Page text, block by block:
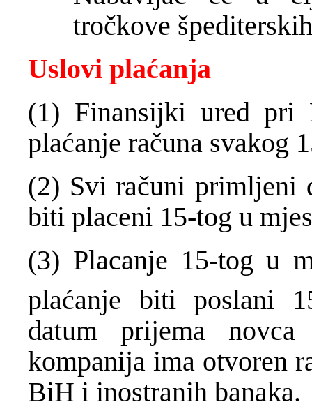
tročkove
Uslovi plaćanja
(1) Finansijki ured pri
plaćanje računa svakog
(2) Svi računi primljeni
biti placeni 15-tog u
(3) Placanje 15-tog u
plaćanje biti poslani
datum prijema
kompanija ima otvoren
BiH i inostranih banaka.